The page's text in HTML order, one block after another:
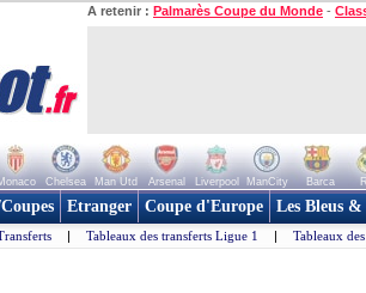
A retenir : Palmarès Coupe du Monde -
Chelsea Man Utd Arsenal Liverpool ManCity Barca
Etranger Coupe d'Europe Les Bleus
| Tableaux des transferts Ligue 1 | Tableaux